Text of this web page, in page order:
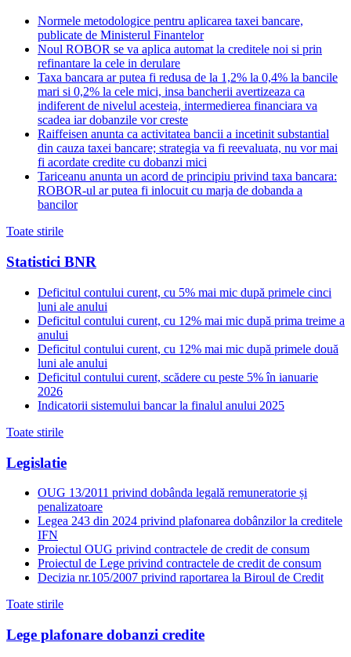
Normele metodologice pentru aplicarea taxei bancare,
publicate de Ministerul Finantelor
Noul ROBOR se va aplica automat la creditele noi si prin
refinantare la cele in derulare
Taxa bancara ar putea fi redusa de la 1,2% la 0,4% la bancile
mari si 0,2% la cele mici, insa bancherii avertizeaza ca
indiferent de nivelul acesteia, intermedierea financiara va
scadea iar dobanzile vor creste
Raiffeisen anunta ca activitatea bancii a incetinit substantial
din cauza taxei bancare; strategia va fi reevaluata, nu vor mai
fi acordate credite cu dobanzi mici
Tariceanu anunta un acord de principiu privind taxa bancara:
ROBOR-ul ar putea fi inlocuit cu marja de dobanda a
bancilor
Toate stirile
Statistici BNR
Deficitul contului curent, cu 5% mai mic după primele cinci
luni ale anului
Deficitul contului curent, cu 12% mai mic după prima treime a
anului
Deficitul contului curent, cu 12% mai mic după primele două
luni ale anului
Deficitul contului curent, scădere cu peste 5% în ianuarie
2026
Indicatorii sistemului bancar la finalul anului 2025
Toate stirile
Legislatie
OUG 13/2011 privind dobânda legală remuneratorie și
penalizatoare
Legea 243 din 2024 privind plafonarea dobânzilor la creditele
IFN
Proiectul OUG privind contractele de credit de consum
Proiectul de Lege privind contractele de credit de consum
Decizia nr.105/2007 privind raportarea la Biroul de Credit
Toate stirile
Lege plafonare dobanzi credite